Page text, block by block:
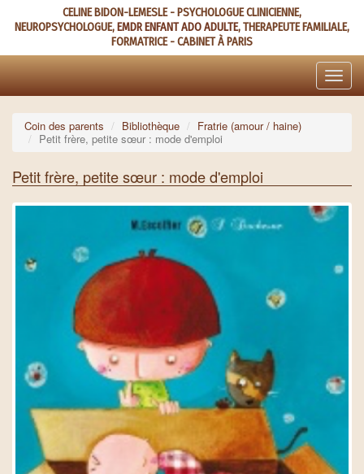
contenu
CELINE BIDON-LEMESLE - PSYCHOLOGUE CLINICIENNE,
NEUROPSYCHOLOGUE,EMDR ENFANT ADO ADULTE, THERAPEUTE FAMILIALE,
FORMATRICE - CABINET À PARIS
Toggle
Coin des parents Bibliothèque
Fratrie (amour / haine)
Petit frère, petite sœur : mode d'emploi
Petit frère, petite sœur : mode d'emploi